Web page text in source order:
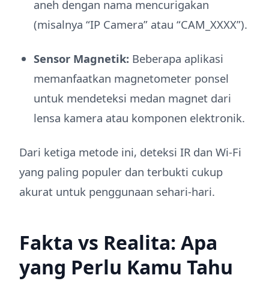
aneh dengan nama mencurigakan
(misalnya “IP Camera” atau “CAM_XXXX”).
Sensor Magnetik: Beberapa aplikasi
memanfaatkan magnetometer ponsel
untuk mendeteksi medan magnet dari
lensa kamera atau komponen elektronik.
Dari ketiga metode ini, deteksi IR dan Wi-Fi
yang paling populer dan terbukti cukup
akurat untuk penggunaan sehari-hari.
Fakta vs Realita: Apa
yang Perlu Kamu Tahu